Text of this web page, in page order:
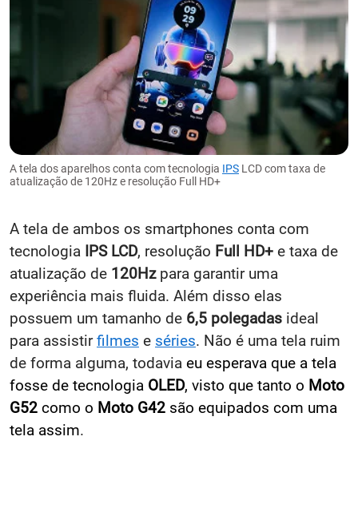
A tela dos aparelhos conta com tecnologia IPS LCD com taxa de
atualização de 120Hz e resolução Full HD+
A tela de ambos os smartphones conta com
tecnologia IPS LCD, resolução Full HD+ e taxa de
atualização de 120Hzpara garantir uma
experiência mais fluida. Além disso elas
possuem um tamanho de 6,5 polegadas ideal
para assistirfilmes e séries. Não é uma tela ruim
de forma alguma, todavia eu esperava que a tela
fosse de tecnologia OLED, visto que tanto o Moto
G52 como o Moto G42 são equipados com uma
tela assim.